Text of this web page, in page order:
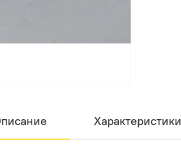
Характеристики